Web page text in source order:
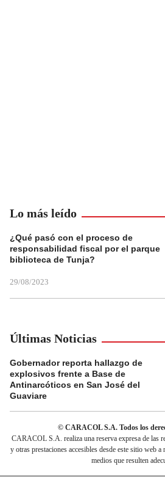
Lo más leído
¿Qué pasó con el proceso de
responsabilidad fiscal por el parque
biblioteca de Tunja?
29/08/2023
Últimas Noticias
Gobernador reporta hallazgo de
explosivos frente a Base de
Antinarcóticos en San José del
Guaviare
© CARACOL S.A. Todos los
CARACOL S.A. realiza una reserva expresa de las
y otras prestaciones accesibles desde este sitio web
medios que resulten